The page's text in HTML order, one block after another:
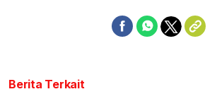
Berita Terkait